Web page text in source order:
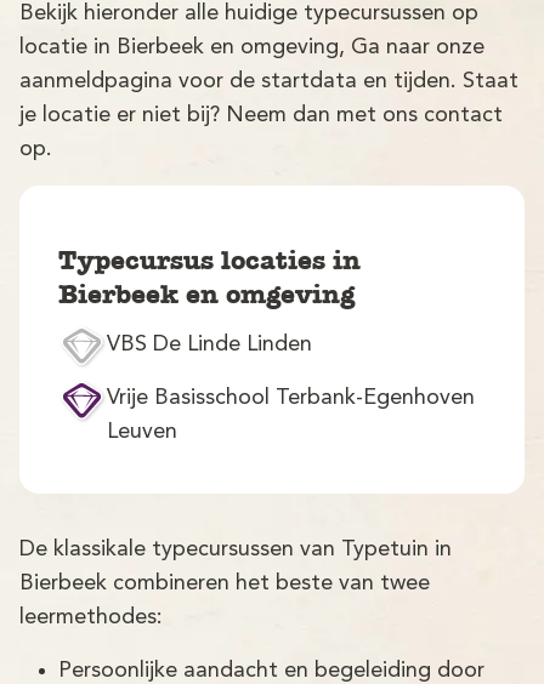
Aanmelden
Bekijk hieronder alle huidige typecursussen op
locatie in Bierbeek en omgeving, Ga naar onze
aanmeldpagina voor de startdata en tijden. Staat
je locatie er niet bij? Neem dan met ons contact
op.
Typecursus locaties in
Bierbeek en omgeving
VBS De Linde Linden
Vrije Basisschool Terbank-Egenhoven
Leuven
De klassikale typecursussen van Typetuin in
Bierbeek combineren het beste van twee
leermethodes:
Persoonlijke aandacht en begeleiding door